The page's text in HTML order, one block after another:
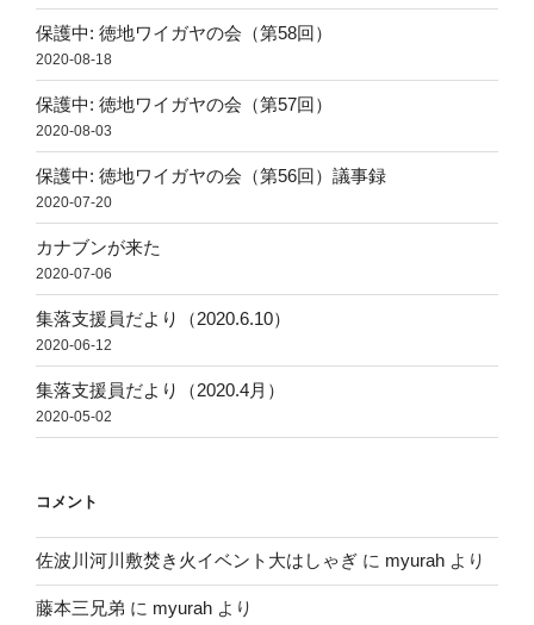
保護中: 徳地ワイガヤの会（第58回）
2020-08-18
保護中: 徳地ワイガヤの会（第57回）
2020-08-03
保護中: 徳地ワイガヤの会（第56回）議事録
2020-07-20
カナブンが来た
2020-07-06
集落支援員だより（2020.6.10）
2020-06-12
集落支援員だより（2020.4月）
2020-05-02
コメント
佐波川河川敷焚き火イベント大はしゃぎ に myurah より
藤本三兄弟 に myurah より